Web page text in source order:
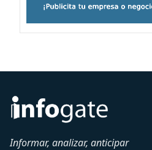
Informar, analizar, anticipar